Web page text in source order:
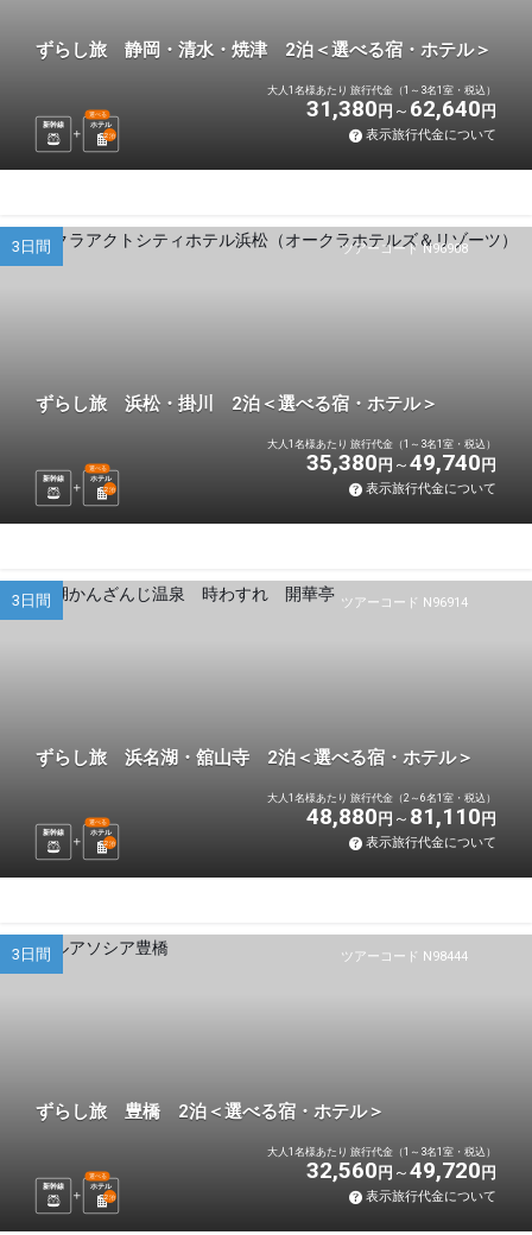
ずらし旅 静岡・清水・焼津 2泊＜選べる宿・ホテル＞
新幹線 ホテル
選べる
2泊
大人1名様あたり 旅行代金（1～3名1室・税込）
31,380 円 62,640 円
表示旅行代金について
ツアーコード N96908
3日間
ずらし旅 浜松・掛川 2泊＜選べる宿・ホテル＞
新幹線 ホテル
選べる
2泊
大人1名様あたり 旅行代金（1～3名1室・税込）
35,380 円 49,740 円
表示旅行代金について
ツアーコード N96914
3日間
ずらし旅 浜名湖・舘山寺 2泊＜選べる宿・ホテル＞
新幹線 ホテル
選べる
2泊
大人1名様あたり 旅行代金（2～6名1室・税込）
48,880 円 81,110 円
表示旅行代金について
ツアーコード N98444
3日間
ずらし旅 豊橋 2泊＜選べる宿・ホテル＞
新幹線 ホテル
選べる
2泊
大人1名様あたり 旅行代金（1～3名1室・税込）
32,560 円 49,720 円
表示旅行代金について